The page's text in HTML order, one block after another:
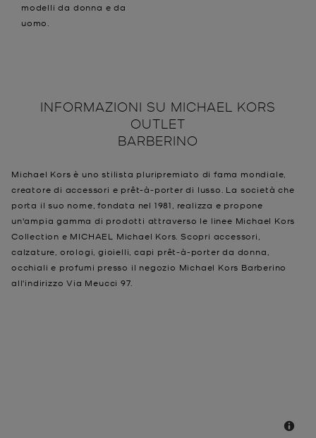
modelli da donna e da
uomo.
INFORMAZIONI SU MICHAEL KORS
OUTLET
BARBERINO
Michael Kors è uno stilista pluripremiato di fama mondiale,
creatore di accessori e prêt-à-porter di lusso. La società che
porta il suo nome, fondata nel 1981, realizza e propone
un'ampia gamma di prodotti attraverso le linee Michael Kors
Collection e MICHAEL Michael Kors. Scopri accessori,
calzature, orologi, gioielli, capi prêt-à-porter da donna,
occhiali e profumi presso il negozio Michael Kors Barberino
all'indirizzo Via Meucci 97.